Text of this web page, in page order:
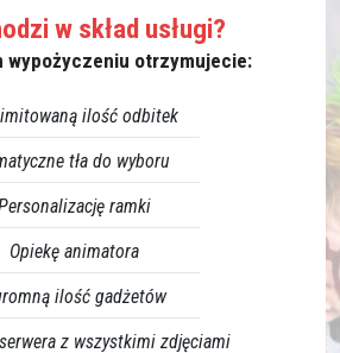
w skład usługi?
wypożyczeniu otrzymujecie:
ilość odbitek
tła do wyboru
ramki
Opiekę animatora
ilość gadżetów
z wszystkimi zdjęciami